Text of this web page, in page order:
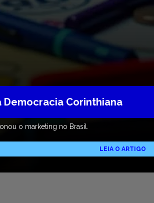
Corinthiana
o marketing no Brasil.
LEIA O ARTIGO